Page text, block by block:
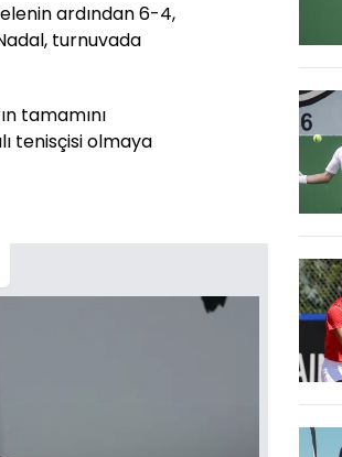
ardından 6-4,
turnuvada
tamamını
tenisçisi olmaya